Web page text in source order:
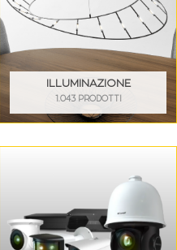
ILLUMINAZIONE
1.043 PRODOTTI